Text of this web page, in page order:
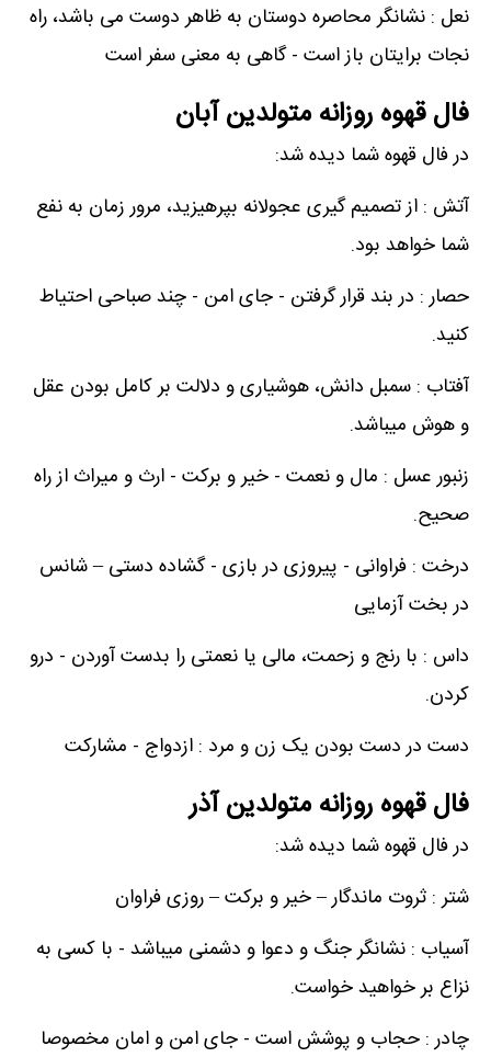
نعل : نشانگر محاصره دوستان به ظاهر دوست می باشد، راه
نجات برایتان باز است - گاهی به معنی سفر است
فال قهوه روزانه متولدین آبان
در فال قهوه شما دیده شد:
آتش : از تصمیم گیری عجولانه بپرهیزید، مرور زمان به نفع
شما خواهد بود.
حصار : در بند قرار گرفتن - جای امن - چند صباحی احتیاط
کنید.
آفتاب : سمبل دانش، هوشیاری و دلالت بر کامل بودن عقل
و هوش میباشد.
زنبور عسل : مال و نعمت - خیر و برکت - ارث و میراث از راه
صحیح.
درخت : فراوانی - پیروزی در بازی - گشاده دستی – شانس
در بخت آزمایی
داس : با رنج و زحمت، مالی یا نعمتی را بدست آوردن - درو
کردن.
دست در دست بودن یک زن و مرد : ازدواج - مشارکت
فال قهوه روزانه متولدین آذر
در فال قهوه شما دیده شد:
شتر : ثروت ماندگار – خیر و برکت – روزی فراوان
آسیاب : نشانگر جنگ و دعوا و دشمنی میباشد - با کسی به
نزاع بر خواهید خواست.
چادر : حجاب و پوشش است - جای امن و امان مخصوصا